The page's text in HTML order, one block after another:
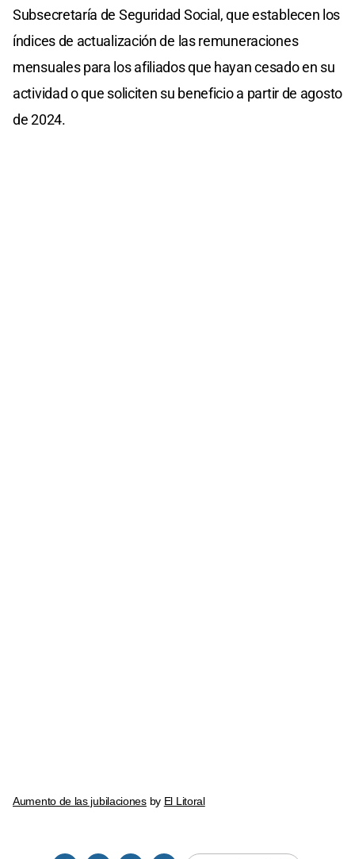
Subsecretaría de Seguridad Social, que establecen los
índices de actualización de las remuneraciones
mensuales para los afiliados que hayan cesado en su
actividad o que soliciten su beneficio a partir de agosto
de 2024.
Aumento de las jubilacionesby El Litoral